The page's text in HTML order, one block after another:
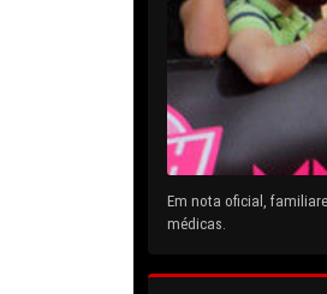
Em nota oficial,
médicas.